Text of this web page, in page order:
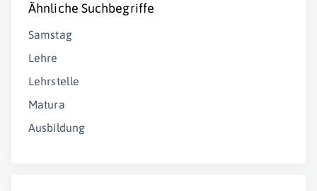
Ähnliche Suchbegriffe
Samstag
Lehre
Lehrstelle
Matura
Ausbildung